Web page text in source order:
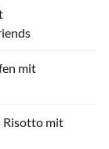
mit
Risotto mit